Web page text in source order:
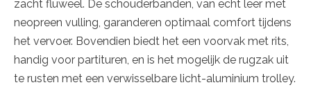
zacht fluweel. De schouderbanden, van echt leer met
neopreen vulling, garanderen optimaal comfort tijdens
het vervoer. Bovendien biedt het een voorvak met rits,
handig voor partituren, en is het mogelijk de rugzak uit
te rusten met een verwisselbare licht-aluminium trolley.